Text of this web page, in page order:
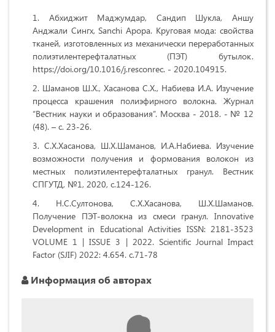
Абхиджит Маджумдар, Сандип Шукла, Аншу
Анджали Сингх, Sanchi Арора. Круговая мода: свойства
тканей, изготовленных из механически переработанных
полиэтилентерефталатных (ПЭТ) бутылок.
https://doi.org/10.1016/j.resconrec. - 2020.104915.
Шаманов Ш.Х., Хасанова С.Х., Набиева И.А. Изучение
процесса крашения полиэфирного волокна. Журнал
“Вестник науки и образования”. Москва - 2018. - № 12
(48). – с. 23-26.
С.Х.Хасанова, Ш.Х.Шаманов, И.А.Набиева. Изучение
возможности получения и формования волокон из
местных полиэтилентерефталатных гранул. Вестник
СПГУТД, №1, 2020, с.124-126.
Н.С.Султонова, С.Х.Хасанова, Ш.Х.Шаманов.
Получение ПЭТ-волокна из смеси гранул. Innovative
Development in Educational Activities ISSN: 2181-3523
VOLUME 1 | ISSUE 3 | 2022. Scientific Journal Impact
Factor (SJIF) 2022: 4.654. с.71-78
Информация об авторах